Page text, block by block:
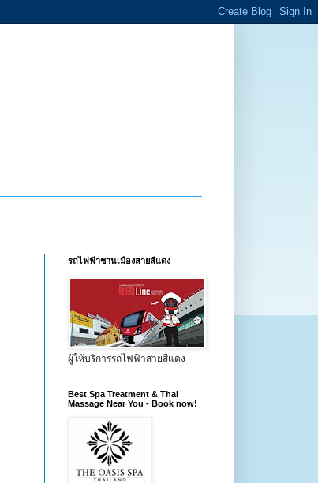
รถไฟฟ้าชานเมืองสายสีแดง
ผู้ให้บริการรถไฟฟ้าสายสีแดง
Best Spa Treatment & Thai
Massage Near You - Book now!